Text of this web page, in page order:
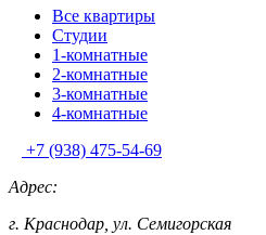
Все квартиры
Студии
1-комнатные
2-комнатные
3-комнатные
4-комнатные
+7 (938) 475-54-69
Адрес:
г. Краснодар, ул. Семигорская